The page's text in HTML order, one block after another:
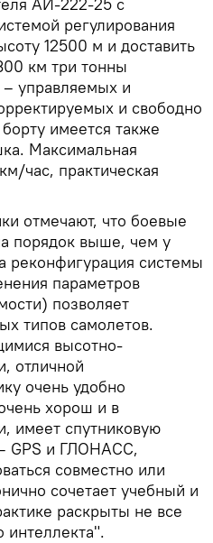
регулирования
12500 м и доставить
км три тонны
управляемых и
и свободно
имеется также
Максимальная
час, практическая
отмечают, что боевые
порядок выше, чем у
реконфигурация системы
параметров
позволяет
типов самолетов.
высотно-
отличной
очень удобно
хорош и в
имеет спутниковую
GPS и ГЛОНАСС,
совместно или
сочетает учебный и
раскрыты не все
интеллекта".